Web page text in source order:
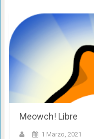
Meowch! Libre
1 Marzo, 2021